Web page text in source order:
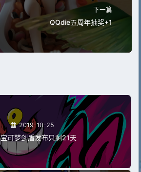
下一篇
QQdie五周年抽奖+1
2019-10-25
可梦剑盾发布只剩21天